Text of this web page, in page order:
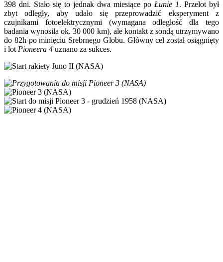
398 dni. Stało się to jednak dwa miesiące po Łunie 1. Przelot był
zbyt odległy, aby udało się przeprowadzić eksperyment z
czujnikami fotoelektrycznymi (wymagana odległość dla tego
badania wynosiła ok. 30 000 km), ale kontakt z sondą utrzymywano
do 82h po minięciu Srebrnego Globu. Główny cel został osiągnięty
i lot Pioneera 4 uznano za sukces.